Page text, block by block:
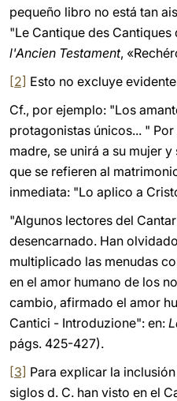
pequeño libro no está tan
"Le Cantique des
l'Ancien Testament,
[2] Esto no excluye
Cf., por ejemplo: "Los
protagonistas únicos... "
madre, se unirá a su mujer
que se refieren al
inmediata: "Lo aplico a
"Algunos lectores del
desencarnado. Han
multiplicado las menudas
en el amor humano de los
cambio, afirmado el amor
Cantici - Introduzione": en:
págs. 425-427).
[3] Para explicar la
siglos d. C. han visto en el